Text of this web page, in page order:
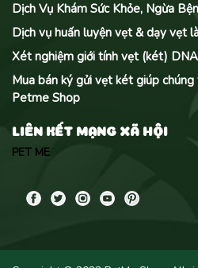
Dịch Vụ Khám Sức Khỏe, Ngừa
Dịch vụ huấn luyện vẹt & dạy vẹt
Xét nghiệm giới tính vẹt (két)
Mua bán ký gửi vẹt két giúp
Petme Shop
LIÊN KẾT MẠNG XÃ HỘI
PET ME